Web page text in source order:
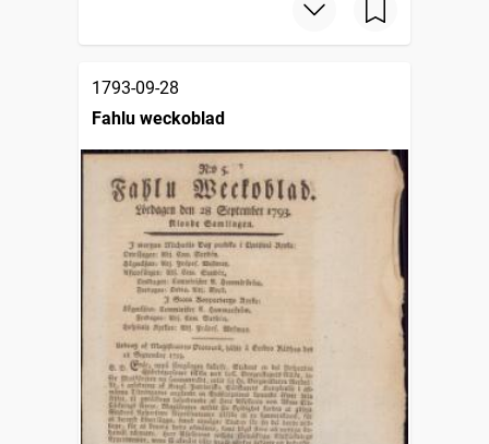
1793-09-28
Fahlu weckoblad